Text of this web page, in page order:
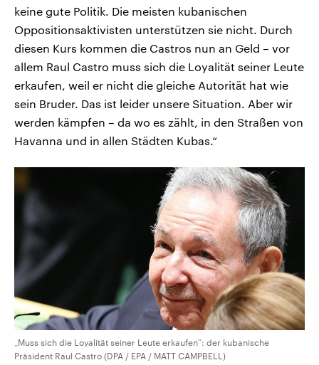
keine gute Politik. Die meisten kubanischen
Oppositionsaktivisten unterstützen sie nicht. Durch
diesen Kurs kommen die Castros nun an Geld – vor
allem Raul Castro muss sich die Loyalität seiner Leute
erkaufen, weil er nicht die gleiche Autorität hat wie
sein Bruder. Das ist leider unsere Situation. Aber wir
werden kämpfen – da wo es zählt, in den Straßen von
Havanna und in allen Städten Kubas.“
„Muss sich die Loyalität seiner Leute erkaufen“: der kubanische
Präsident Raul Castro (DPA / EPA / MATT CAMPBELL)